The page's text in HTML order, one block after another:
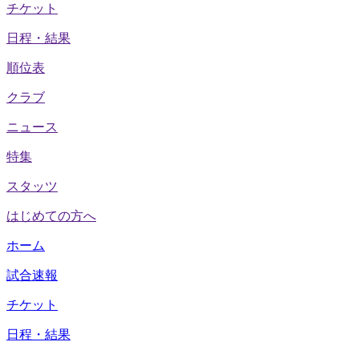
チケット
日程・結果
順位表
クラブ
ニュース
特集
スタッツ
はじめての方へ
ホーム
試合速報
チケット
日程・結果